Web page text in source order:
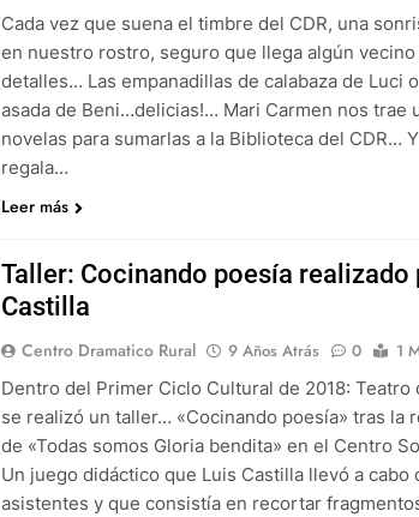
Cada vez que suena el timbre del CDR, una
en nuestro rostro, seguro que llega algún vecino
detalles… Las empanadillas de calabaza de Luci
asada de Beni…delicias!… Mari Carmen nos trae
novelas para sumarlas a la Biblioteca del CDR…
regala…
Leer más
Taller: Cocinando poesía realizado
Castilla
Centro Dramatico Rural 9 Años Atrás 0
1
Dentro del Primer Ciclo Cultural de 2018: Teatro
se realizó un taller… «Cocinando poesía» tras la
de «Todas somos Gloria bendita» en el Centro
Un juego didáctico que Luis Castilla llevó a cabo
asistentes y que consistía en recortar